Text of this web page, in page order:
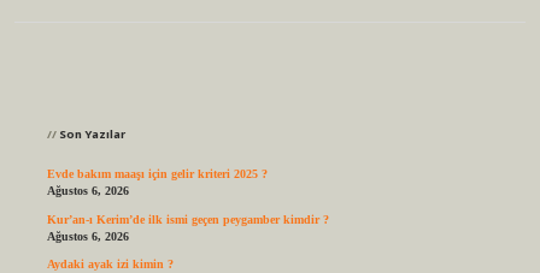
Son Yazılar
Evde bakım maaşı için gelir kriteri 2025 ?
Ağustos 6, 2026
Kur’an-ı Kerim’de ilk ismi geçen peygamber kimdir ?
Ağustos 6, 2026
Aydaki ayak izi kimin ?